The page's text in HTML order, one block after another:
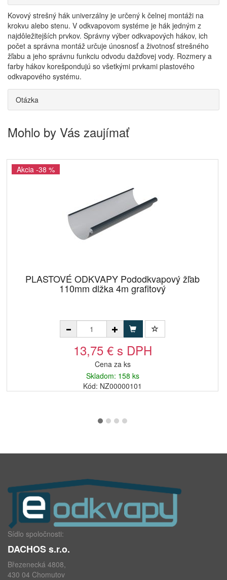
Kovový strešný hák univerzálny je určený k čelnej montáži na
krokvu alebo stenu. V odkvapovom systéme je hák jedným z
najdôležitejších prvkov. Správny výber odkvapových hákov, ich
počet a správna montáž určuje únosnosť a životnosť strešného
žľabu a jeho správnu funkciu odvodu dažďovej vody. Rozmery a
farby hákov korešpondujú so všetkými prvkami plastového
odkvapového systému.
Otázka
Mohlo by Vás zaujímať
Akcia -38 %
PLASTOVÉ ODKVAPY Pododkvapový žľab
110mm dlžka 4m grafitový
13,75 € s DPH
Cena za ks
Skladom: 158 ks
Kód: NZ00000101
Sídlo spoločnosti:
DACHOS s.r.o.
Březenecká 4808,
430 04 Chomutov